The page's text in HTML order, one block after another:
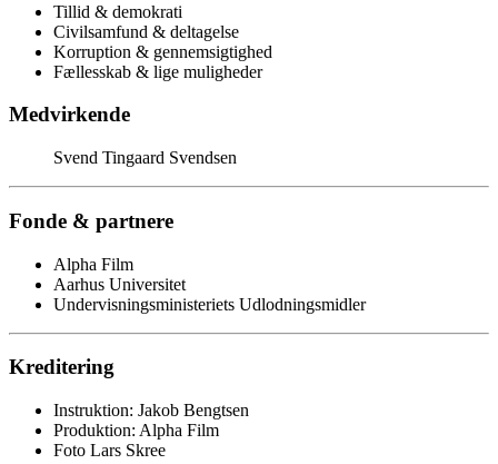
Tillid & demokrati
Civilsamfund & deltagelse
Korruption & gennemsigtighed
Fællesskab & lige muligheder
Medvirkende
Svend Tingaard Svendsen
Fonde & partnere
Alpha Film
Aarhus Universitet
Undervisningsministeriets Udlodningsmidler
Kreditering
Instruktion: Jakob Bengtsen
Produktion: Alpha Film
Foto Lars Skree